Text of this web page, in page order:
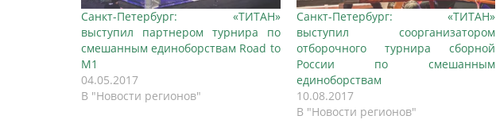
Санкт-Петербург: «ТИТАН»
выступил партнером турнира по
смешанным единоборствам Road to
M1
04.05.2017
В "Новости регионов"
Санкт-Петербург: «ТИТАН»
выступил соорганизатором
отборочного турнира сборной
России по смешанным
единоборствам
10.08.2017
В "Новости регионов"